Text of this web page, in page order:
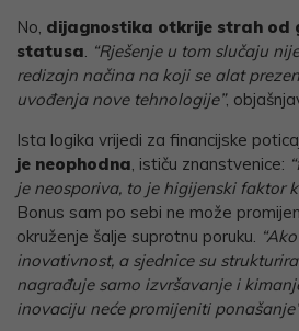
No, dijagnostika otkrije strah od
statusa. “Rješenje u tom slučaju
redizajn načina na koji se alat
uvođenja nove tehnologije”,
Ista logika vrijedi za financijske
je neophodna, ističu znanstvenice:
je neosporiva, to je higijenski faktor
Bonus sam po sebi ne može
okruženje šalje suprotnu poruku.
inovativnost, a sjednice su
nagrađuje samo izvršavanje i
inovaciju neće promijeniti ponašanje”